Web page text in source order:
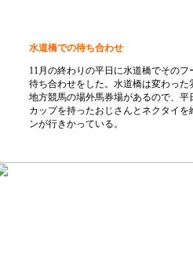
水道橋での待ち合わせ
11月の終わりの平日に水道橋でそのフ
待ち合わせをした。水道橋は変わった
地方競馬の場外馬券場があるので、平
カップを持ったおじさんとネクタイを
ンが行きかっている。